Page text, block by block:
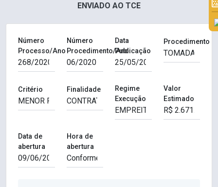
ENVIADO AO TCE
Número
Processo/Ano
Número
Procedimento/Ano
Data
Publicação
Procedimento
Critério Finalidade
Regime
Execução
Valor
Estimado
Data de
abertura
Hora de
abertura